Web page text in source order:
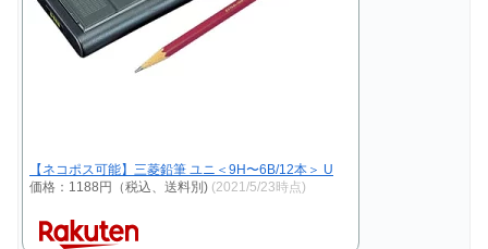
【ネコポス可能】三菱鉛筆 ユニ＜9H〜6B/12本＞ U
価格：1188円（税込、送料別) (2021/5/23時点)